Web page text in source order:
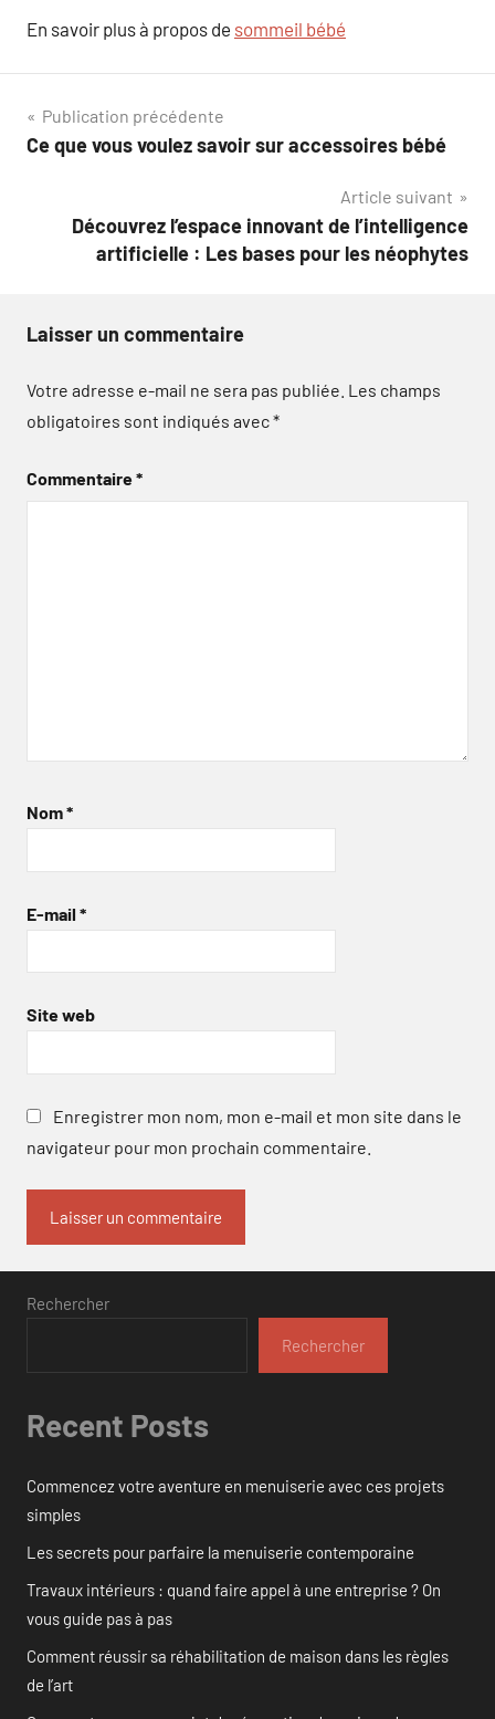
En savoir plus à propos de sommeil bébé
Navigation
de
Publication précédente
Ce que vous voulez savoir sur accessoires bébé
Article suivant
Découvrez l’espace innovant de l’intelligence
artificielle : Les bases pour les néophytes
Laisser un commentaire
Votre adresse e-mail ne sera pas publiée. Les champs
obligatoires sont indiqués avec*
Commentaire*
Nom*
E-mail *
Site web
Enregistrer mon nom, mon e-mail et mon site dans le
navigateur pour mon prochain commentaire.
Rechercher
Rechercher
Recent Posts
Commencez votre aventure en menuiserie avec ces projets
simples
Les secrets pour parfaire la menuiserie contemporaine
Travaux intérieurs : quand faire appel à une entreprise ? On
vous guide pas à pas
Comment réussir sa réhabilitation de maison dans les règles
de l’art